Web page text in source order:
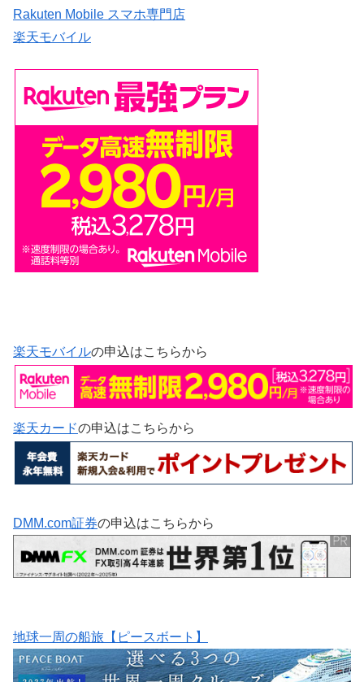
Rakuten Mobile スマホ専門店
楽天モバイル
楽天モバイルの申込はこちらから
楽天カードの申込はこちらから
DMM.com証券の申込はこちらから
地球一周の船旅【ピースボート】